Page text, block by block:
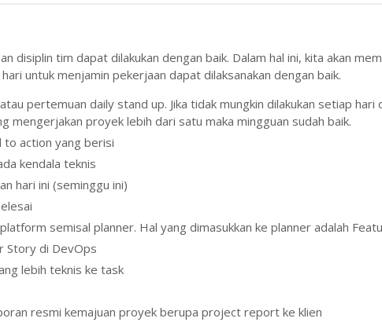
disiplin tim dapat dilakukan dengan baik. Dalam hal ini, kita akan
untuk menjamin pekerjaan dapat dilaksanakan dengan baik.
pertemuan daily stand up. Jika tidak mungkin dilakukan setiap hari
mengerjakan proyek lebih dari satu maka mingguan sudah baik.
to action yang berisi
kendala teknis
hari ini (seminggu ini)
semisal planner. Hal yang dimasukkan ke planner adalah
Story di DevOps
lebih teknis ke task
resmi kemajuan proyek berupa project report ke klien